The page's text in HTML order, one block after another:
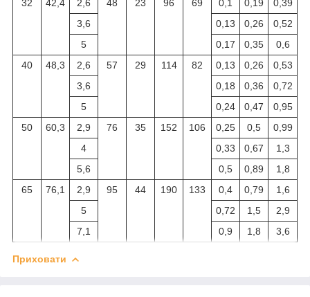
32 42,4 2,6 48 23 96 69 0,1 0,19
0,39
3,6
0,13 0,26
0,52
5
0,17 0,35
0,6
40
48,3 2,6 57 29 114 82 0,13 0,26
0,53
3,6
0,18 0,36
0,72
5
0,24 0,47
0,95
50
60,3 2,9 76 35 152 106 0,25 0,5
0,99
4
0,33 0,67
1,3
5,6
0,5 0,89
1,8
65
76,1 2,9 95 44 190 133 0,4 0,79
1,6
5
0,72 1,5
2,9
7,1
0,9 1,8 3,6
Приховати